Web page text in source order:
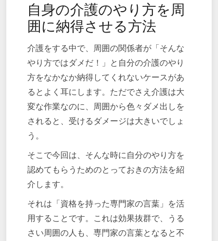
on
自身の介護のやり方を周
囲に納得させる方法
介護をする中で、周囲の関係者が「そんな
やり方ではダメだ！」と自分の介護のやり
方をなかなか納得してくれないケースがあ
るとよく耳にします。ただでさえ介護は大
変な作業なのに、周囲から色々ダメ出しを
されると、受けるダメージは大きいでしょ
う。
そこで今回は、そんな時に自分のやり方を
認めてもらうためのとっておきの方法を紹
介します。
それは「資格を持った専門家の言葉」を活
用することです。これは効果抜群で、うる
さい周囲の人も、専門家の言葉となると不